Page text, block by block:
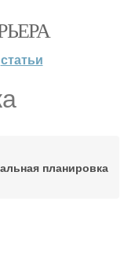
статьи
планировка